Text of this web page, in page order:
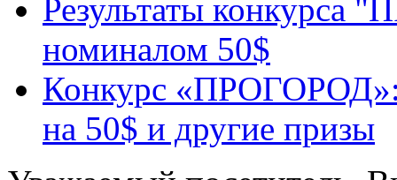
Результаты конкурса
номиналом 50$
Конкурс «ПРОГОРОД»:
на 50$ и другие призы